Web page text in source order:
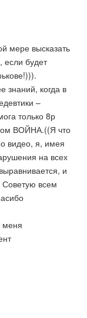
мере высказать
если будет
знаний, когда в
–
только 8р
ВОЙНА.((Я что
видео, я, имея
на всех
и
всем
меня